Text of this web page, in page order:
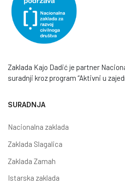
Zaklada Kajo Dadić je partner
suradnji kroz program “Aktivni u
SURADNJA
Nacionalna zaklada
Zaklada Slagalica
Zaklada Zamah
Istarska zaklada